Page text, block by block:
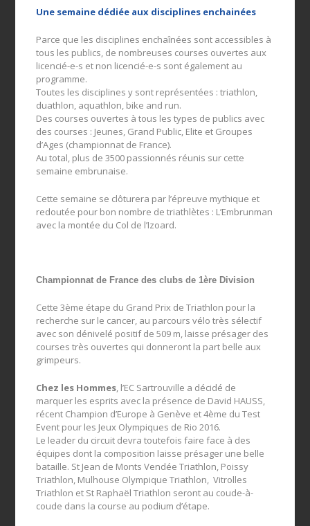
Une semaine dédiée aux disciplines enchainées
Parce que les disciplines enchaînées sont accessibles à
tous les publics, de nombreuses courses ouvertes aux
licencié-e-s et non licencié-e-s sont également au
programme.
Toutes les disciplines y sont représentées : triathlon,
duathlon, aquathlon, bike and run.
Des courses ouvertes à tous les types de publics avec
des courses : Jeunes, Grand Public, Elite et Groupes
d’Ages (championnat de France).
Au total, plus de 3500 passionnés réunis sur cette
semaine embrunaise.
Cette semaine se clôturera par l’épreuve mythique et
redoutée pour bon nombre de triathlètes : L’Embrunman
avec la montée du Col de l’Izoard.
Championnat de France des clubs de 1ère Division
Cette 3ème étape du Grand Prix de Triathlon pour la
recherche sur le cancer, au parcours vélo très sélectif
avec son dénivelé positif de 509 m, laisse présager des
courses très ouvertes qui donneront la part belle aux
grimpeurs.
Chez les Hommes, l’EC Sartrouville a décidé de
marquer les esprits avec la présence de David HAUSS,
récent Champion d’Europe à Genève et 4ème du Test
Event pour les Jeux Olympiques de Rio 2016.
Le leader du circuit devra toutefois faire face à des
équipes dont la composition laisse présager une belle
bataille. St Jean de Monts Vendée Triathlon, Poissy
Triathlon, Mulhouse Olympique Triathlon, Vitrolles
Triathlon et St Raphaël Triathlon seront au coude-à-
coude dans la course au podium d’étape.